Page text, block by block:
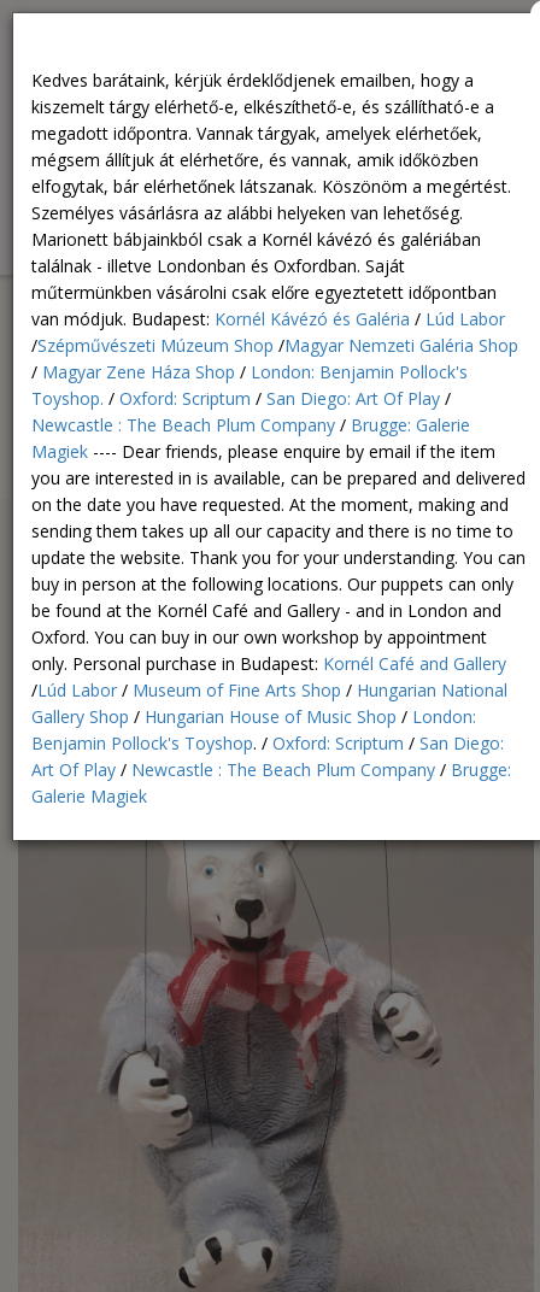
találnak - illetve Londonban és Oxfordban. Saját műtermünkben
vásárolni csak előre egyeztetett időpontban van módjuk.
Budapest: Kornél Kávézó és Galéria / Lúd Labor /Szépművészeti
Múzeum Shop /Magyar Nemzeti Galéria Shop / Magyar Zene
Háza Shop / London: Benjamin Pollock's Toyshop. / Oxford:
Scriptum / San Diego: Art Of Play / Newcastle : The Beach Plum
Company / Brugge: Galerie Magiek ----
0
HUF
0
Jegesmedve báb
Kedves barátaink, kérjük érdeklődjenek emailben, hogy a
kiszemelt tárgy elérhető-e, elkészíthető-e, és szállítható-e a
megadott időpontra. Vannak tárgyak, amelyek elérhetőek,
mégsem állítjuk át elérhetőre, és vannak, amik időközben
elfogytak, bár elérhetőnek látszanak. Köszönöm a megértést.
Személyes vásárlásra az alábbi helyeken van lehetőség.
Marionett bábjainkból csak a Kornél kávézó és galériában
találnak - illetve Londonban és Oxfordban. Saját
műtermünkben vásárolni csak előre egyeztetett időpontban
van módjuk. Budapest: Kornél Kávézó és Galéria / Lúd Labor
/Szépművészeti Múzeum Shop /Magyar Nemzeti Galéria Shop
/ Magyar Zene Háza Shop / London: Benjamin Pollock's
Toyshop. / Oxford: Scriptum / San Diego: Art Of Play /
Newcastle : The Beach Plum Company / Brugge: Galerie
Magiek ---- Dear friends, please enquire by email if the item
you are interested in is available, can be prepared and delivered
on the date you have requested. At the moment, making and
sending them takes up all our capacity and there is no time to
update the website. Thank you for your understanding. You can
buy in person at the following locations. Our puppets can only
be found at the Kornél Café and Gallery - and in London and
Oxford. You can buy in our own workshop by appointment
only. Personal purchase in Budapest: Kornél Café and Gallery
/Lúd Labor / Museum of Fine Arts Shop / Hungarian National
Gallery Shop / Hungarian House of Music Shop / London:
Benjamin Pollock's Toyshop. / Oxford: Scriptum / San Diego:
Art Of Play / Newcastle : The Beach Plum Company / Brugge:
Galerie Magiek